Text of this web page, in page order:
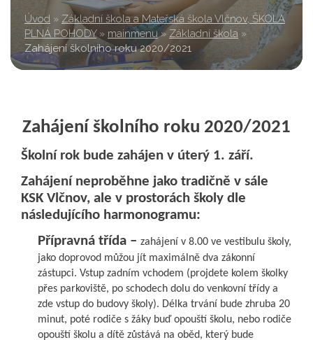
Úvod » Základní škola a Mateřská škola Vlčnov, ŠKOLA
PLNÁ POHODY » mainmenu » Základní škola »
Zahájení školního roku 2020/2021
Zahájení školního roku 2020/2021
Školní rok bude zahájen v úterý 1. září.
Zahájení neproběhne jako tradičně v sále
KSK Vlčnov, ale v prostorách školy dle
následujícího harmonogramu:
Přípravná třída – zahájení v 8.00 ve vestibulu školy,
jako doprovod můžou jít maximálně dva zákonní
zástupci. Vstup zadním vchodem (projdete kolem školky
přes parkoviště, po schodech dolu do venkovní třídy a
zde vstup do budovy školy). Délka trvání bude zhruba 20
minut, poté rodiče s žáky buď opouští školu, nebo rodiče
opouští školu a dítě zůstává na oběd, který bude